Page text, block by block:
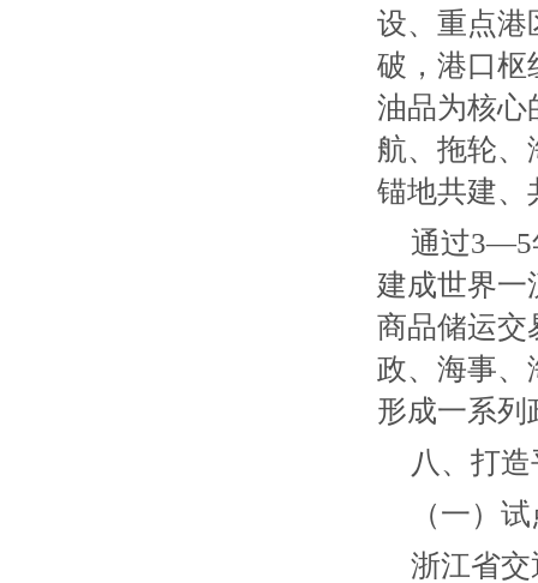
设、重点港
破，港口枢
油品为核心
航、拖轮、
锚地共建、
通过3—5
建成世界一
商品储运交
政、海事、
形成一系列
八、打
（一）
浙江省